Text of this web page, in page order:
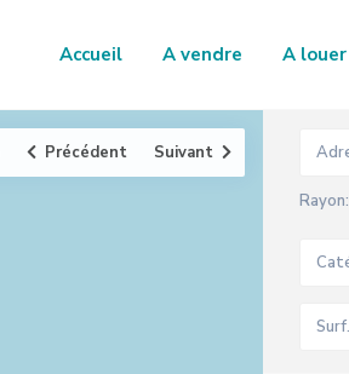
Accueil A vendre A louer
Précédent Suivant
Rayon: